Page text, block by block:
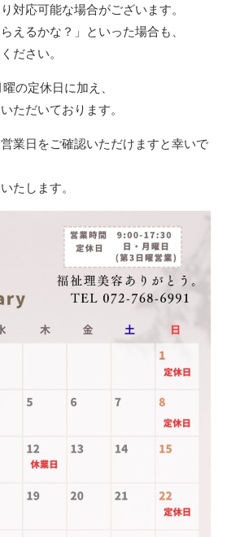
対応可能な場合がございます。
えるかな？」といった場合も、
ださい。
の定休日に加え、
ただいております。
業日をご確認いただけますと幸いで
たします。